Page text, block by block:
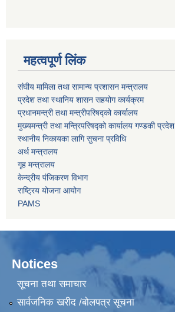
महत्वपूर्ण लिंक
संघीय मामिला तथा सामान्य प्रशासन मन्त्रालय
प्रदेश तथा स्थानिय शासन सहयोग कार्यक्रम
प्रधानमन्त्री तथा मन्त्रीपरिषद्को कार्यालय
मुख्यमन्त्री तथा मन्त्रिपरिषद्को कार्यालय गण्डकी प्रदेश
स्थानीय निकायका लागि सुचना प्रविधि
अर्थ मन्त्रालय
गृह मन्त्रालय
केन्द्रीय पंजिकरण विभाग
राष्ट्रिय योजना आयोग
PAMS
Notices
सूचना तथा समाचार
सार्वजनिक खरीद /बोलपत्र सूचना